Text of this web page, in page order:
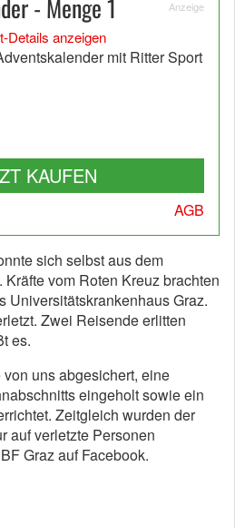
- Menge 1 Anzeige
Details anzeigen
mit Ritter Sport
KAUFEN
AGB
sich selbst aus dem
vom Roten Kreuz brachten
Universitätskrankenhaus Graz.
Zwei Reisende erlitten
es.
uns abgesichert, eine
eingeholt sowie ein
Zeitgleich wurden der
auf verletzte Personen
Graz auf Facebook.